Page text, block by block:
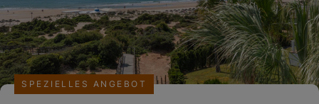
SPEZIELLES ANGEBOT